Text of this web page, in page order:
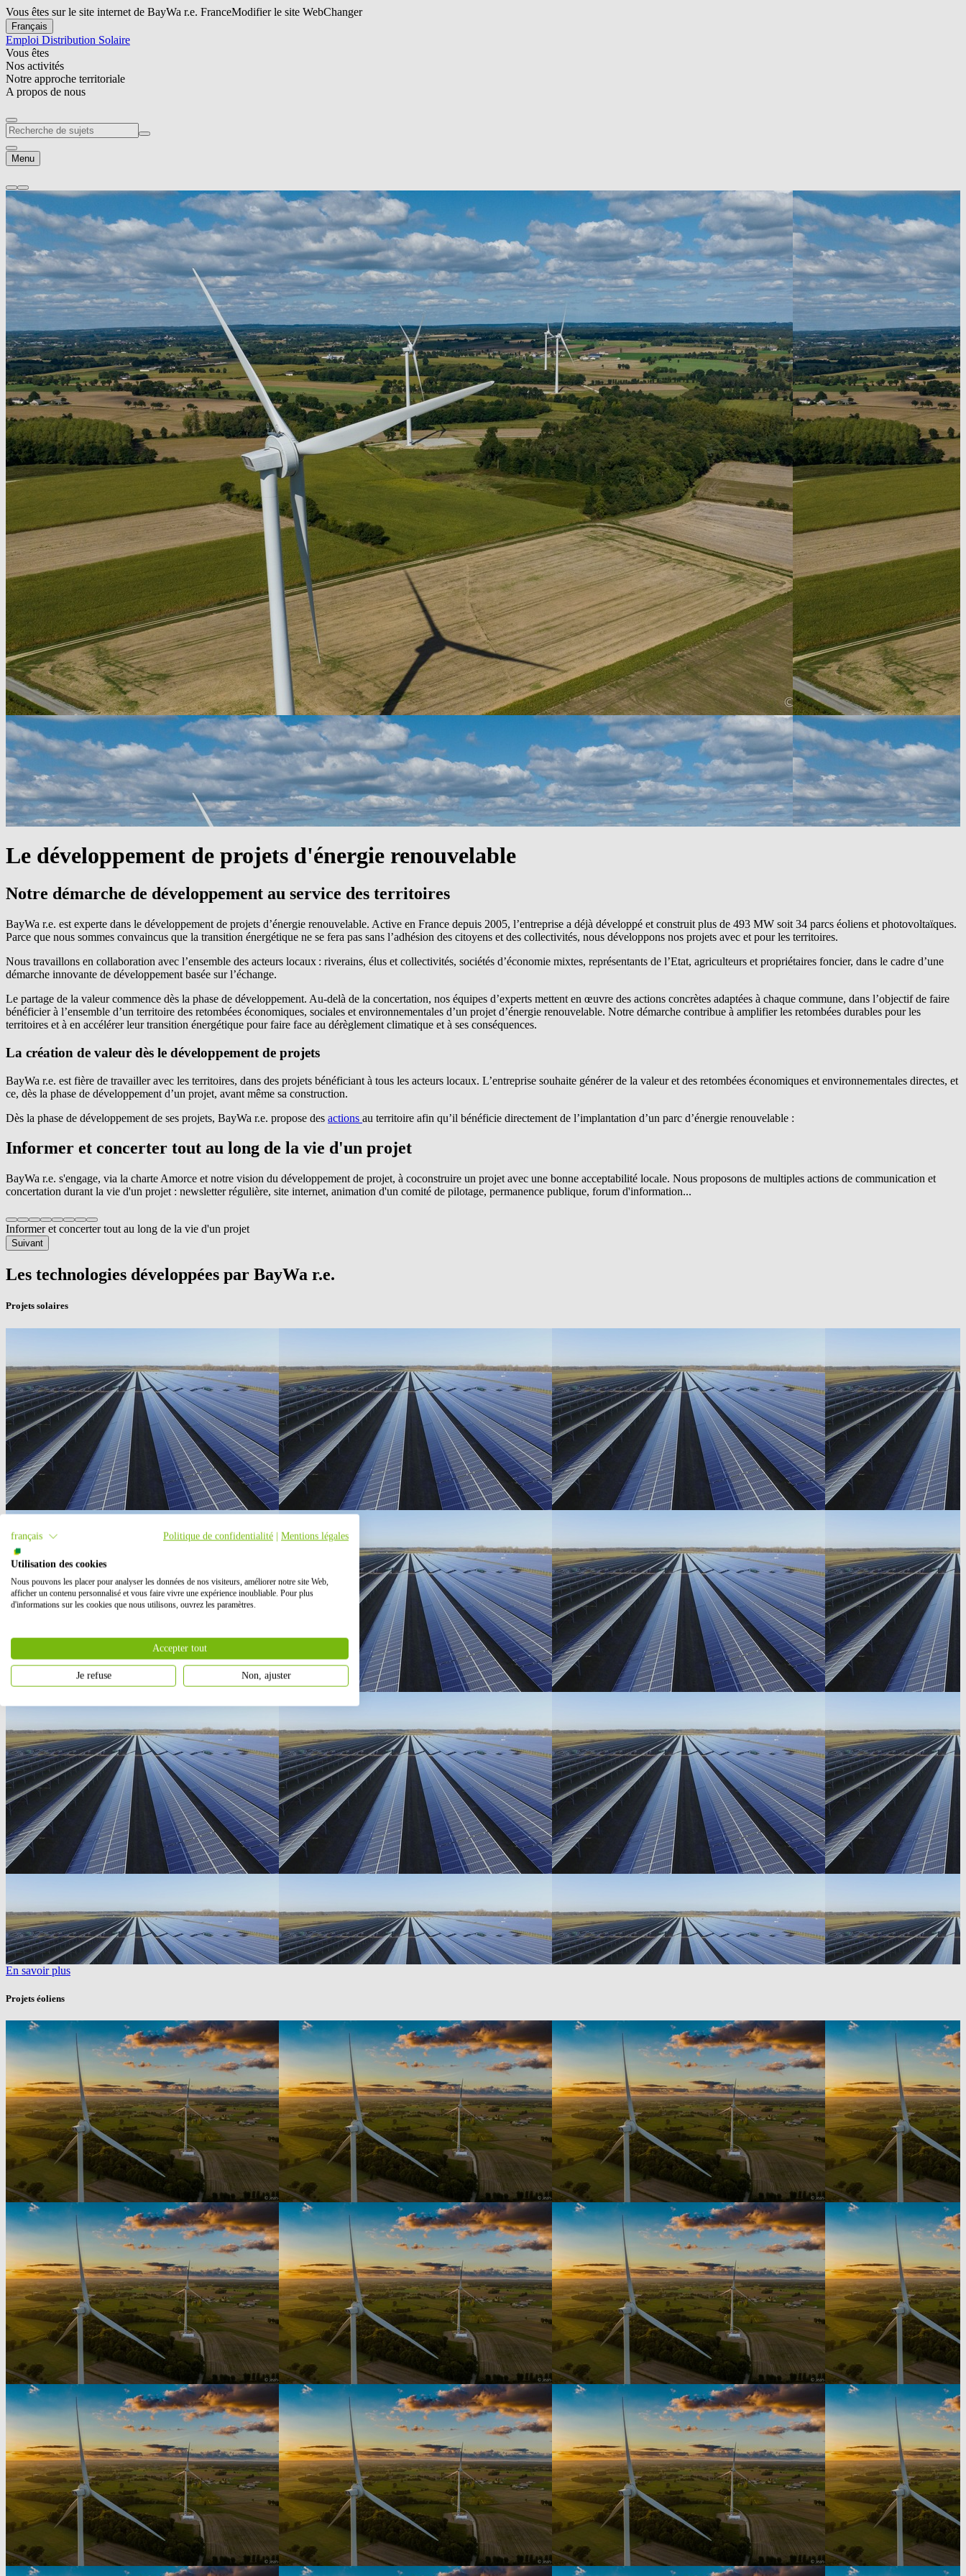
Vous êtes sur le site internet de BayWa r.e. FranceModifier le site WebChanger
Français
Emploi Distribution Solaire
Vous êtes
Nos activités
Notre approche territoriale
A propos de nous
Menu
Le développement de projets d'énergie renouvelable
Notre démarche de développement au service des territoires
BayWa r.e. ​est experte dans le développement de projets d’énergie renouvelable. Active en France depuis 2005, l’entreprise a déjà développé et construit plus de ​​493 MW soit 34 parcs éoliens et photovoltaïques.
Parce que nous sommes convaincus que la transition énergétique ne se fera pas sans l’adhésion des citoyens et des collectivités, nous développons nos projets avec et pour les territoires.
Nous travaillons en collaboration avec l’ensemble des acteurs locaux : riverains, élus et collectivités, sociétés d’économie mixtes​, représentants de l’Etat, agriculteurs et propriétaires foncier, dans le cadre d’une
démarche innovante de développement basée sur l’échange.
Le partage de la valeur commence dès la phase de développement. Au-delà de la concertation, nos équipes d’experts mettent en œuvre des actions concrètes adaptées à chaque commune, dans l’objectif de faire
bénéficier à l’ensemble d’un territoire des ​retombées économiques, sociales et environnementales​ d’un projet d’énergie renouvelable. Notre​ démarche contribue à amplifier les retombées durables pour les
territoires et à en accélérer leur ​transition énergétique​ pour faire face au dérèglement climatique et à ses conséquences.
La création de valeur dès le développement de projets
BayWa r.e. est fière de travailler avec les territoires, dans des projets bénéficiant à tous les acteurs locaux. L’entreprise souhaite générer de la valeur et des retombées économiques et environnementales directes, et
ce, dès la phase de développement d’un projet, avant même sa construction.
Dès la phase de développement de ses projets, BayWa r.e. propose des actions au territoire afin qu’il bénéficie directement de l’implantation d’un parc d’énergie renouvelable :
Informer et concerter tout au long de la vie d'un projet
BayWa r.e. s'engage, via la charte Amorce et notre vision du développement de projet, à coconstruire un projet avec une bonne acceptabilité locale. Nous proposons de multiples actions de communication et
concertation durant la vie d'un projet : newsletter régulière, site internet, animation d'un comité de pilotage, permanence publique, forum d'information...
Informer et concerter tout au long de la vie d'un projet
Suivant
Les technologies développées par BayWa r.e.
Projets solaires
En savoir plus
Projets éoliens
français Politique de confidentialité Mentions légales
Utilisation des cookies
Nous pouvons les placer pour analyser les données de nos visiteurs, améliorer notre site Web,
afficher un contenu personnalisé et vous faire vivre une expérience inoubliable. Pour plus
d'informations sur les cookies que nous utilisons, ouvrez les paramètres.
Accepter tout
Je refuse Non, ajuster